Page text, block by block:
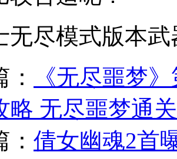
无尽模式版本武
：
《无尽噩梦
略 无尽噩梦通
倩女幽魂2首